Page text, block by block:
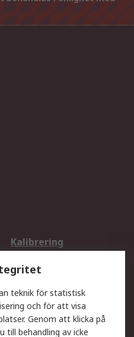
Kalibrering
Teknisk Support
Exportlösningar
teknik för statistisk
och för att visa
Genom att klicka på
till behandling av icke